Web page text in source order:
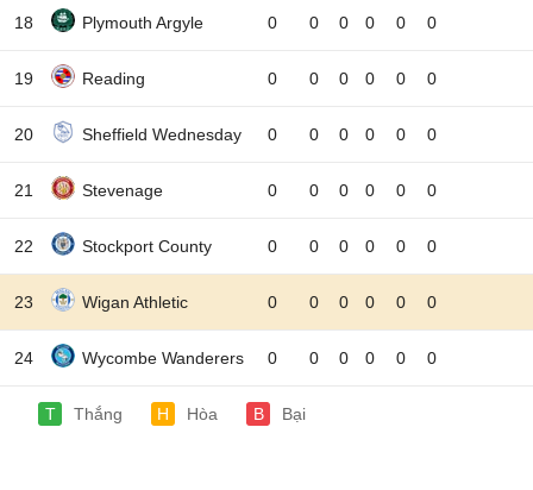
18 Plymouth Argyle 0 0 0 0 0 0
19 Reading 0 0 0 0 0 0
20 Sheffield Wednesday 0 0 0 0 0 0
21 Stevenage 0 0 0 0 0 0
22 Stockport County 0 0 0 0 0 0
23 Wigan Athletic 0 0 0 0 0 0
24 Wycombe Wanderers 0 0 0 0 0 0
T Thắng H Hòa B Bại